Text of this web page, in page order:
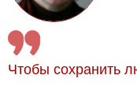
Чтобы сохранить